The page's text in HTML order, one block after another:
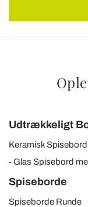
Udtrækkeligt
Keramisk
Glas Spisebord
Spiseborde
Spiseborde Runde